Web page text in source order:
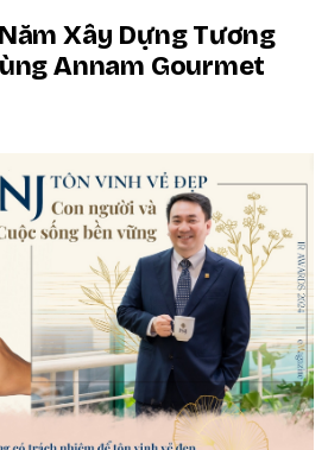
Xây Dựng Tương
Annam Gourmet